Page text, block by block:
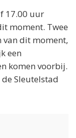
17.00 uur
moment. Twee
van dit moment,
een
komen voorbij.
Sleutelstad